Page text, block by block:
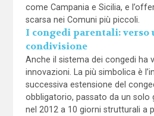
come Campania e Sicilia, e
scarsa nei Comuni più piccoli.
I congedi parentali: verso
condivisione
Anche il sistema dei congedi ha
innovazioni. La più simbolica è
successiva estensione del
obbligatorio, passato da un solo
nel 2012 a 10 giorni strutturali a